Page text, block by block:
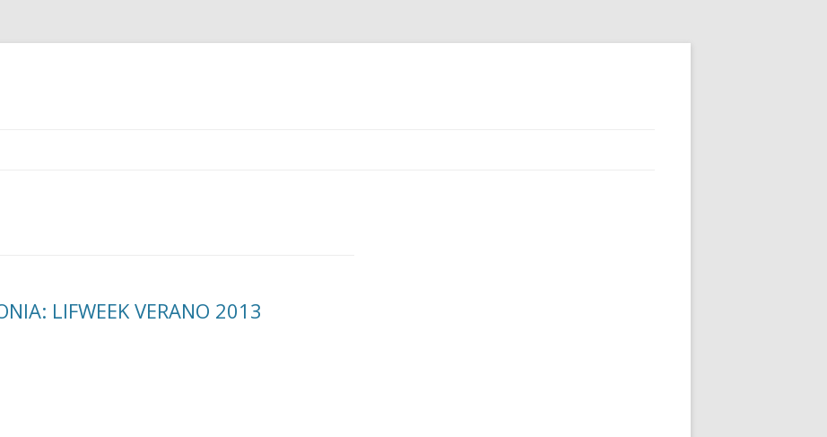
LIFWEEK VERANO 2013